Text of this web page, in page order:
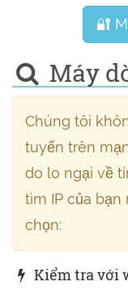
🔐
Máy
Chúng tôi
tuyến trên
do lo ngại về
tìm IP của bạn
chọn:
Kiểm tra với